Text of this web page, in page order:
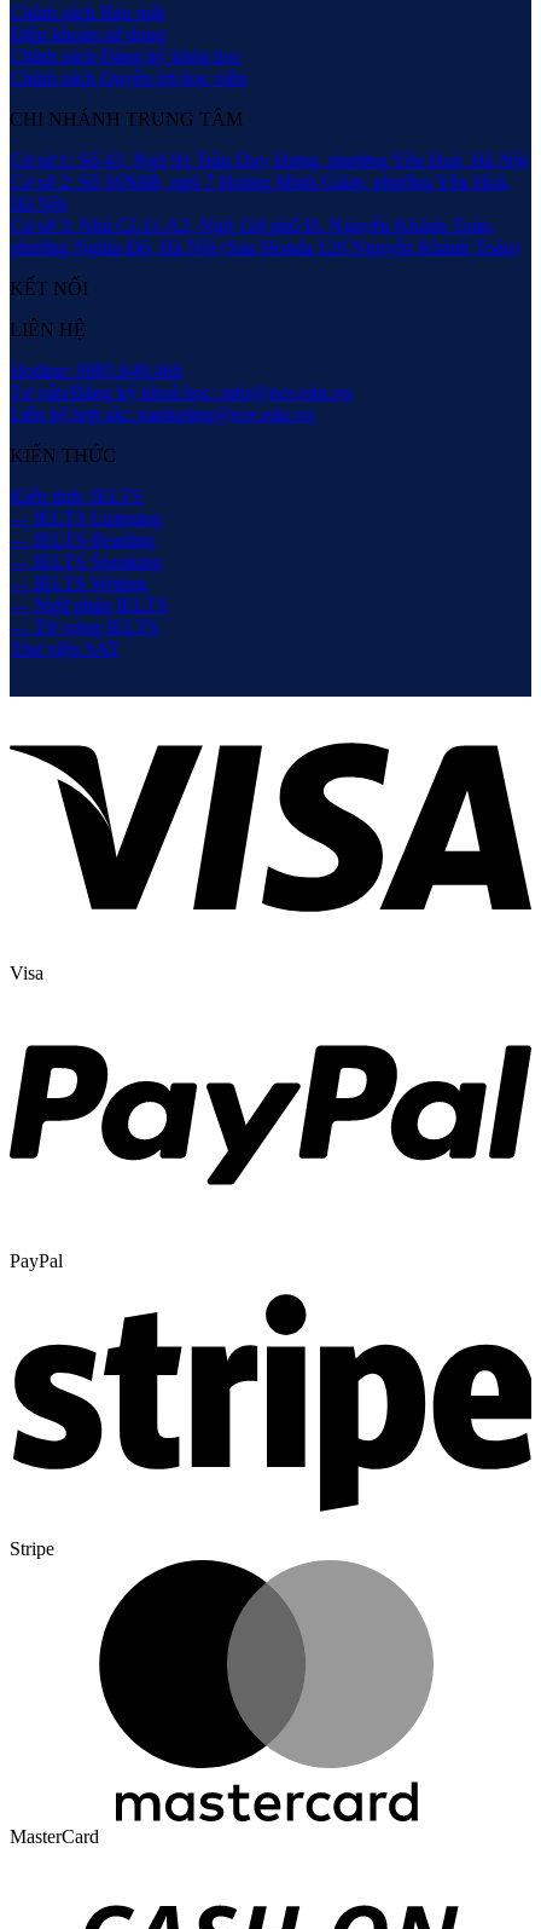
Chính sách Bảo mật
Điều khoản sử dụng
Chính sách Đăng ký khóa học
Chính sách Quyền lợi học viên
CHI NHÁNH TRUNG TÂM
Cơ sở 1: Số 43, Ngõ 91 Trần Duy Hưng, phường Yên Hoà, Hà Nội
Cơ sở 2: Số 16N8B, ngõ 7 Hoàng Minh Giám, phường Yên Hoà,
Hà Nội
Cơ sở 3: Nhà CL11-A2, Ngõ 118 phố Đ. Nguyễn Khánh Toàn,
phường Nghĩa Đô, Hà Nội (Sau Honda 120 Nguyễn Khánh Toàn)
KẾT NỐI
LIÊN HỆ
Hotline: 0985.649.466
Tư vấn/Đăng ký khoá học: info@ece.edu.vn
Liên hệ hợp tác: marketing@ece.edu.vn
KIẾN THỨC
Kiến thức IELTS
— IELTS Listening
— IELTS Reading
— IELTS Speaking
— IELTS Writing
— Ngữ pháp IELTS
— Từ vựng IELTS
Thư viện SAT
Visa
PayPal
Stripe
MasterCard